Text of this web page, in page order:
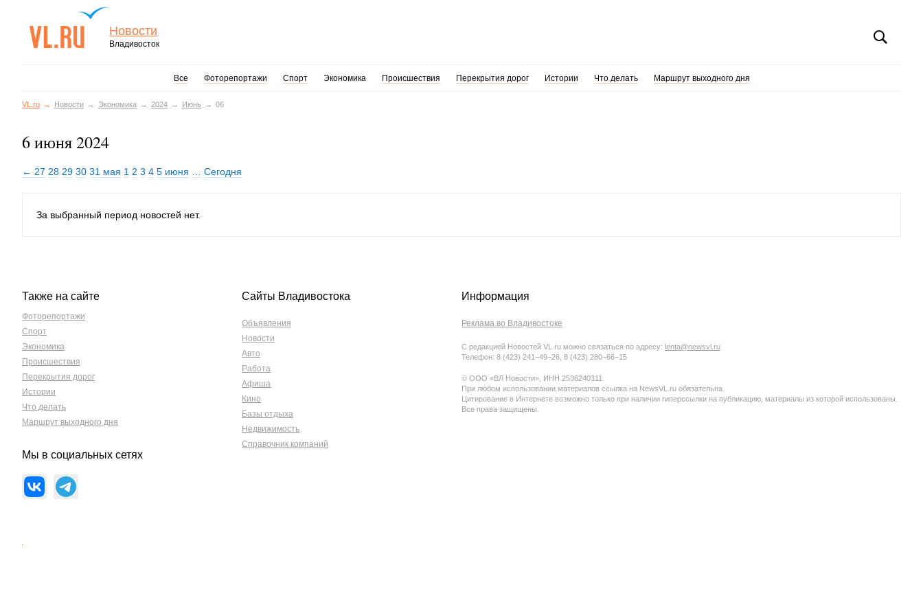
Новости
Владивосток
Все Фоторепортажи Спорт Экономика Происшествия Перекрытия дорог Истории Что делать Маршрут выходного дня
VL.ru Новости Экономика 2024 Июнь 06
6 июня 2024
← 27 28 29 30 31 мая 1 2 3 4 5 июня Сегодня
За выбранный период новостей нет.
Также на сайте
Фоторепортажи
Спорт
Экономика
Происшествия
Перекрытия дорог
Истории
Что делать
Маршрут выходного дня
Мы в социальных сетях
Сайты Владивостока
Объявления
Новости
Авто
Работа
Афиша
Кино
Базы отдыха
Недвижимость
Справочник компаний
Информация
Реклама во Владивостоке
С редакцией Новостей VL.ru можно связаться по адресу: lenta@newsvl.ru
Телефон: 8 (423) 241−49−26, 8 (423) 280−66−15
© ООО «ВЛ Новости», ИНН 2536240311
При любом использовании материалов ссылка на NewsVL.ru обязательна.
Цитирование в Интернете возможно только при наличии гиперссылки на публикацию, материалы из которой использованы.
Все права защищены.